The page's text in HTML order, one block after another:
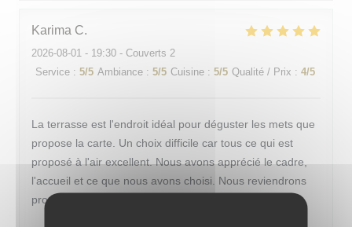
Karima C
2026-08-01 - 19:30 - Couverts 2
Service : 5/5 Ambiance : 5/5 Cuisine : 5/5 Qualité / Prix : 4/5
La terrasse est l'endroit idéal pour déguster les mets que
propose la carte. Un choix difficile car tous ce qui est
proposé à l'air excellent. Nous avons apprécié le cadre,
l'accueil et ce que nous avons choisi. Nous reviendrons
prochainement.